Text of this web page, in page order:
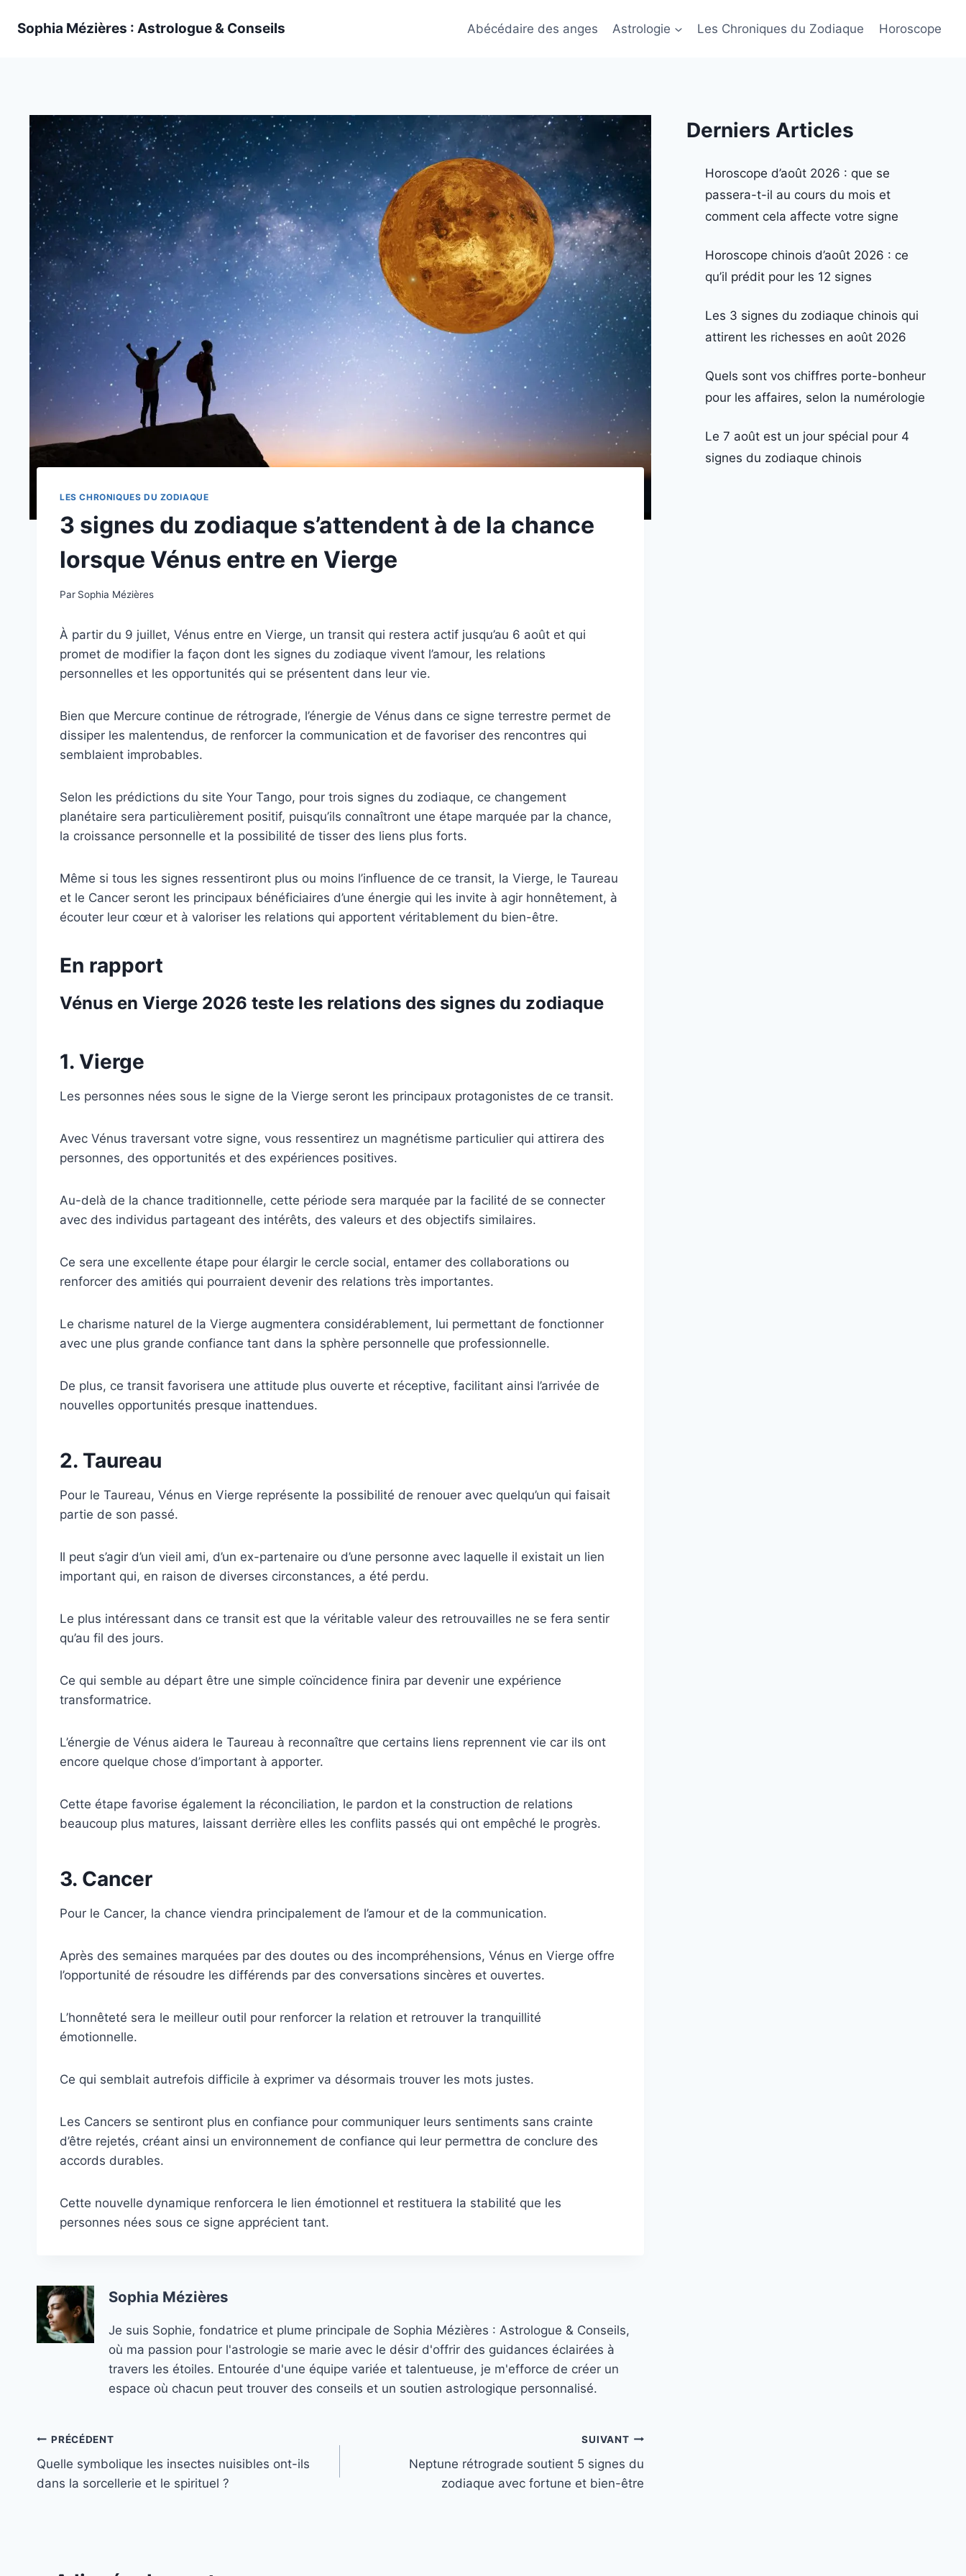
Sophia Mézières : Astrologue & Conseils Abécédaire des anges Astrologie Les Chroniques du Zodiaque Horoscope
LES CHRONIQUES DU ZODIAQUE
3 signes du zodiaque s’attendent à de la chance
lorsque Vénus entre en Vierge
Par Sophia Mézières
À partir du 9 juillet, Vénus entre en Vierge, un transit qui restera actif jusqu’au 6 août et qui
promet de modifier la façon dont les signes du zodiaque vivent l’amour, les relations
personnelles et les opportunités qui se présentent dans leur vie.
Bien que Mercure continue de rétrograde, l’énergie de Vénus dans ce signe terrestre permet de
dissiper les malentendus, de renforcer la communication et de favoriser des rencontres qui
semblaient improbables.
Selon les prédictions du site Your Tango, pour trois signes du zodiaque, ce changement
planétaire sera particulièrement positif, puisqu’ils connaîtront une étape marquée par la chance,
la croissance personnelle et la possibilité de tisser des liens plus forts.
Même si tous les signes ressentiront plus ou moins l’influence de ce transit, la Vierge, le Taureau
et le Cancer seront les principaux bénéficiaires d’une énergie qui les invite à agir honnêtement, à
écouter leur cœur et à valoriser les relations qui apportent véritablement du bien-être.
En rapport
Vénus en Vierge 2026 teste les relations des signes du zodiaque
1. Vierge
Les personnes nées sous le signe de la Vierge seront les principaux protagonistes de ce transit.
Avec Vénus traversant votre signe, vous ressentirez un magnétisme particulier qui attirera des
personnes, des opportunités et des expériences positives.
Au-delà de la chance traditionnelle, cette période sera marquée par la facilité de se connecter
avec des individus partageant des intérêts, des valeurs et des objectifs similaires.
Ce sera une excellente étape pour élargir le cercle social, entamer des collaborations ou
renforcer des amitiés qui pourraient devenir des relations très importantes.
Le charisme naturel de la Vierge augmentera considérablement, lui permettant de fonctionner
avec une plus grande confiance tant dans la sphère personnelle que professionnelle.
De plus, ce transit favorisera une attitude plus ouverte et réceptive, facilitant ainsi l’arrivée de
nouvelles opportunités presque inattendues.
2. Taureau
Pour le Taureau, Vénus en Vierge représente la possibilité de renouer avec quelqu’un qui faisait
partie de son passé.
Il peut s’agir d’un vieil ami, d’un ex-partenaire ou d’une personne avec laquelle il existait un lien
important qui, en raison de diverses circonstances, a été perdu.
Le plus intéressant dans ce transit est que la véritable valeur des retrouvailles ne se fera sentir
qu’au fil des jours.
Ce qui semble au départ être une simple coïncidence finira par devenir une expérience
transformatrice.
L’énergie de Vénus aidera le Taureau à reconnaître que certains liens reprennent vie car ils ont
encore quelque chose d’important à apporter.
Cette étape favorise également la réconciliation, le pardon et la construction de relations
beaucoup plus matures, laissant derrière elles les conflits passés qui ont empêché le progrès.
3. Cancer
Pour le Cancer, la chance viendra principalement de l’amour et de la communication.
Après des semaines marquées par des doutes ou des incompréhensions, Vénus en Vierge offre
l’opportunité de résoudre les différends par des conversations sincères et ouvertes.
L’honnêteté sera le meilleur outil pour renforcer la relation et retrouver la tranquillité
émotionnelle.
Ce qui semblait autrefois difficile à exprimer va désormais trouver les mots justes.
Les Cancers se sentiront plus en confiance pour communiquer leurs sentiments sans crainte
d’être rejetés, créant ainsi un environnement de confiance qui leur permettra de conclure des
accords durables.
Cette nouvelle dynamique renforcera le lien émotionnel et restituera la stabilité que les
personnes nées sous ce signe apprécient tant.
Sophia Mézières
Je suis Sophie, fondatrice et plume principale de Sophia Mézières : Astrologue & Conseils,
où ma passion pour l'astrologie se marie avec le désir d'offrir des guidances éclairées à
travers les étoiles. Entourée d'une équipe variée et talentueuse, je m'efforce de créer un
espace où chacun peut trouver des conseils et un soutien astrologique personnalisé.
Navigation
de
PRÉCÉDENT
Quelle symbolique les insectes nuisibles ont-ils
dans la sorcellerie et le spirituel ?
SUIVANT
Neptune rétrograde soutient 5 signes du
zodiaque avec fortune et bien-être
Derniers Articles
Horoscope d’août 2026 : que se
passera-t-il au cours du mois et
comment cela affecte votre signe
Horoscope chinois d’août 2026 : ce
qu’il prédit pour les 12 signes
Les 3 signes du zodiaque chinois qui
attirent les richesses en août 2026
Quels sont vos chiffres porte-bonheur
pour les affaires, selon la numérologie
Le 7 août est un jour spécial pour 4
signes du zodiaque chinois